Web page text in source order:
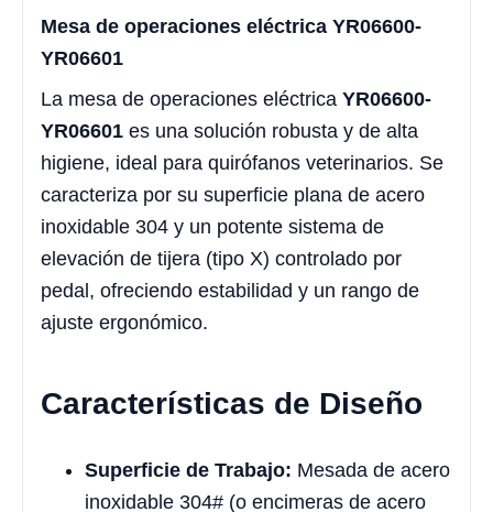
Mesa de operaciones eléctrica YR06600-
YR06601
La mesa de operaciones eléctrica YR06600-
YR06601 es una solución robusta y de alta
higiene, ideal para quirófanos veterinarios. Se
caracteriza por su superficie plana de acero
inoxidable 304 y un potente sistema de
elevación de tijera (tipo X) controlado por
pedal, ofreciendo estabilidad y un rango de
ajuste ergonómico.
Características de Diseño
Superficie de Trabajo: Mesada de acero
inoxidable 304# (o encimeras de acero